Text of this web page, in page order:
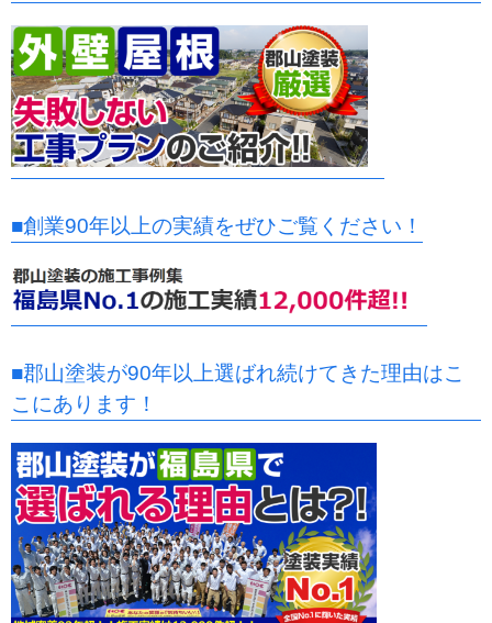
■創業90年以上の実績をぜひご覧ください！
■郡山塗装が90年以上選ばれ続けてきた理由はこ
こにあります！